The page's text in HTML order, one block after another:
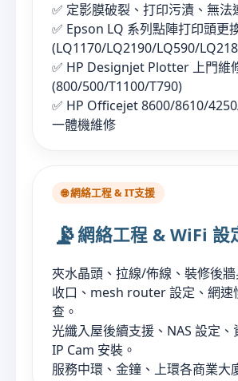
✅ 定影膜破裂、打印污漬、無法
✅ Epson LQ 系列點陣打印頭更
(LQ1170/LQ2190/LQ590/
✅ HP Designjet Plotter 上門維
(800/500/T1100/T790)
✅ HP Officejet 8600/8610/
一體機維修
🌐 網絡工程 & IT支援
📡網絡工程 & WiFi 設
夾水晶頭、拉線/佈線、裝修後
收口、mesh router 設定、網速
查。
光纖入屋後續支援、NAS 設定、
IP Cam 安裝。
服務中環、金鐘、上環各商業大